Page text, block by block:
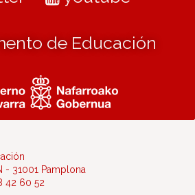
de Educación
31001 Pamplona
42 60 52